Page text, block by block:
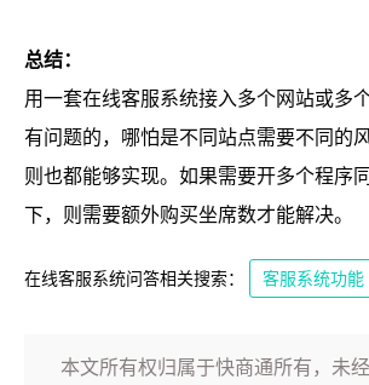
总结：
用一套在线客服系统接入多个网站或多
有问题的，哪怕是不同站点需要不同的
则也都能够实现。如果需要开多个程序
下，则需要额外购买坐席数才能解决。
在线客服系统问答相关搜索： 客服系统功能
本文所有权归属于快商通所有，未